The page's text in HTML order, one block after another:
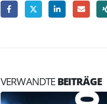
VERWANDTEBEITRÄGE